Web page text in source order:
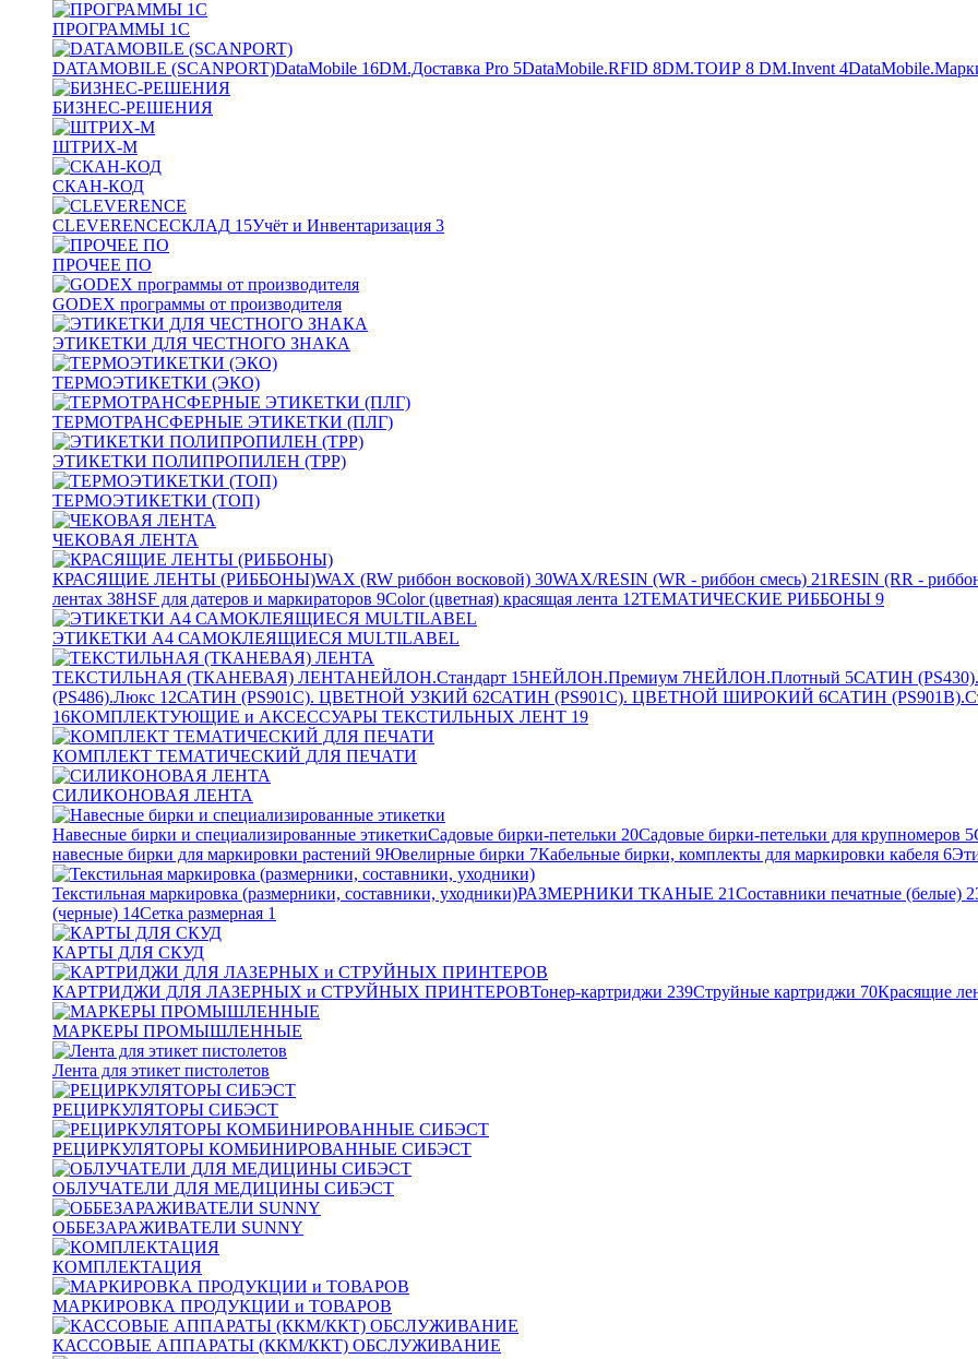
ПРОГРАММЫ 1С
DATAMOBILE (SCANPORT)DataMobile 16DM.Доставка Pro 5DataMobile.RFID 8DM.ТОИР 8 DM.Invent 4
БИЗНЕС-РЕШЕНИЯ
ШТРИХ-М
СКАН-КОД
CLEVERENCEСКЛАД 15Учёт и Инвентаризация 3
ПРОЧЕЕ ПО
GODEX программы от производителя
ЭТИКЕТКИ ДЛЯ ЧЕСТНОГО ЗНАКА
ТЕРМОЭТИКЕТКИ (ЭКО)
ТЕРМОТРАНСФЕРНЫЕ ЭТИКЕТКИ (ПЛГ)
ЭТИКЕТКИ ПОЛИПРОПИЛЕН (TPP)
ТЕРМОЭТИКЕТКИ (ТОП)
ЧЕКОВАЯ ЛЕНТА
КРАСЯЩИЕ ЛЕНТЫ (РИББОНЫ)WAX (RW риббон восковой) 30WAX/RESIN (WR - риббон смесь) 21RESIN (RR -
лентах 38HSF для датеров и маркираторов 9Color (цветная) красящая лента 12ТЕМАТИЧЕСКИЕ РИББОНЫ 9
ЭТИКЕТКИ А4 САМОКЛЕЯЩИЕСЯ MULTILABEL
ТЕКСТИЛЬНАЯ (ТКАНЕВАЯ) ЛЕНТАНЕЙЛОН.Стандарт 15НЕЙЛОН.Премиум 7НЕЙЛОН.Плотный 5САТИН
(PS486).Люкс 12САТИН (PS901C). ЦВЕТНОЙ УЗКИЙ 62САТИН (PS901C). ЦВЕТНОЙ ШИРОКИЙ 6САТИН
16КОМПЛЕКТУЮЩИЕ и АКСЕССУАРЫ ТЕКСТИЛЬНЫХ ЛЕНТ 19
КОМПЛЕКТ ТЕМАТИЧЕСКИЙ ДЛЯ ПЕЧАТИ
СИЛИКОНОВАЯ ЛЕНТА
Навесные бирки и специализированные этикеткиСадовые бирки-петельки 20Садовые бирки-петельки для крупномеров 5
навесные бирки для маркировки растений 9Ювелирные бирки 7Кабельные бирки, комплекты для маркировки кабеля 6
Текстильная маркировка (размерники, составники, уходники)РАЗМЕРНИКИ ТКАНЫЕ 21Составники печатные (белые)
(черные) 14Сетка размерная 1
КАРТЫ ДЛЯ СКУД
КАРТРИДЖИ ДЛЯ ЛАЗЕРНЫХ и СТРУЙНЫХ ПРИНТЕРОВТонер-картриджи 239Струйные картриджи 70Красящие
МАРКЕРЫ ПРОМЫШЛЕННЫЕ
Лента для этикет пистолетов
РЕЦИРКУЛЯТОРЫ СИБЭСТ
РЕЦИРКУЛЯТОРЫ КОМБИНИРОВАННЫЕ СИБЭСТ
ОБЛУЧАТЕЛИ ДЛЯ МЕДИЦИНЫ СИБЭСТ
ОББЕЗАРАЖИВАТЕЛИ SUNNY
КОМПЛЕКТАЦИЯ
МАРКИРОВКА ПРОДУКЦИИ и ТОВАРОВ
КАССОВЫЕ АППАРАТЫ (ККМ/ККТ) ОБСЛУЖИВАНИЕ